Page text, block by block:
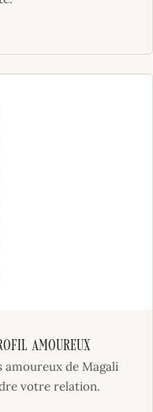
amoureux
amoureux de Magali
votre relation.